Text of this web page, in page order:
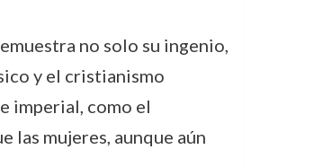
no solo su ingenio,
y el cristianismo
imperial, como el
las mujeres, aunque aún